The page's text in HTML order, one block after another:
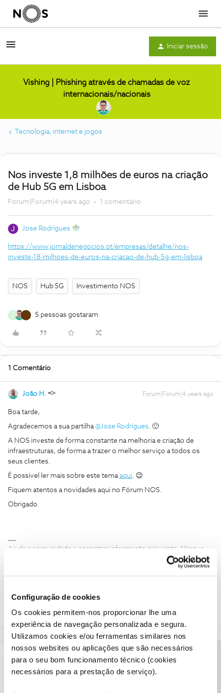
Configuração de cookies
Os cookies permitem-nos proporcionar lhe uma
experiência de navegação personalizada e segura.
Utilizamos cookies e/ou ferramentas similares nos
nossos websites ou aplicações que são necessários
para o seu bom funcionamento técnico (cookies
necessários para a prestação de serviço).
Menu
Iniciar sessão
Vishing | Phishing através de chamadas de voz
internacionais/nacionais
Tecnologia, internet e jogos
Nos investe 1,8 milhões de euros na criação
de Hub 5G em Lisboa
Forum|Forum|4 years ago 1 comentário
Jose Rodrigues
https://www.jornaldenegocios.pt/empresas/detalhe/nos-
investe-18-milhoes-de-euros-na-criacao-de-hub-5g-em-lisboa
NOS Hub 5G Investimento NOS
5 pessoas gostaram
1 Comentário
João H. Forum|Forum|4 years ago
Boa tarde,
Agradecemos a sua partilha@Jose Rodrigues. 🙂
A NOS investe de forma constante na melhoria e criação de
infraestruturas, de forma a trazer o melhor serviço a todos os
seus clientes.
É possível ler mais sobre este temaaqui. 😉
Fiquem atentos a novidades aqui no Fórum NOS.
Obrigado
Ajude a comunidade a encontrar informação relevante. Marque
como "Melhor Resposta" e faça "Like" nos melhores comentários.
Siga os perfis da moderação, através da opção "Seguir", para estar
1 pessoa gostou